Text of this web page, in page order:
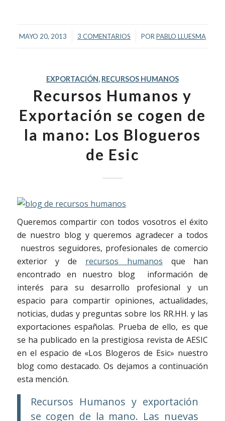
MAYO 20, 2013
/ 3 COMENTARIOS
/ POR PABLO LLUESMA
EXPORTACIÓN, RECURSOS HUMANOS
Recursos Humanos y
Exportación se cogen de
la mano: Los Blogueros
de Esic
Queremos compartir con todos vosotros el éxito
de nuestro blog y queremos agradecer a todos
nuestros seguidores, profesionales de comercio
exterior y de recursos humanos que han
encontrado en nuestro blog información de
interés para su desarrollo profesional y un
espacio para compartir opiniones, actualidades,
noticias, dudas y preguntas sobre los RR.HH. y las
exportaciones españolas. Prueba de ello, es que
se ha publicado en la prestigiosa revista de AESIC
en el espacio de «Los Blogeros de Esic» nuestro
blog como destacado. Os dejamos a continuación
esta mención.
Recursos Humanos y exportación
se cogen de la mano. Las nuevas